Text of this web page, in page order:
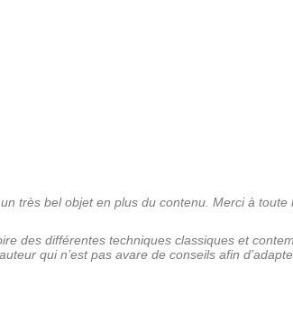
très bel objet en plus du contenu. Merci à toute
des différentes techniques classiques et
qui n’est pas avare de conseils afin